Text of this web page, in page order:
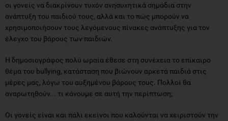
οι γονείς να διακρίνουν τυχόν ανησυχητικά σημάδια στην
ανάπτυξη του παιδιού τους, αλλά και το πώς μπορούν να
χρησιμοποιήσουν τους λεγόμενους πίνακες ανάπτυξης για τον
έλεγχο του βάρους των παιδιών.
Η δημοσιογράφος πολύ ωραία έθεσε στη συνέχεια το επίκαιρο
θέμα του bullying, κατάσταση που βιώνουν αρκετά παιδιά στις
μέρες μας, λόγω του αυξημένου βάρους τους. Πολλοί θα
αναρωτηθούν... τι κάνουμε σε αυτή την περίπτωση;
Οι γονείς είναι και πάλι εκείνοι που καλούνται να χειριστούν την